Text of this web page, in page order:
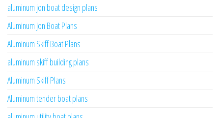
aluminum jon boat design plans
Aluminum Jon Boat Plans
Aluminum Skiff Boat Plans
aluminum skiff building plans
Aluminum Skiff Plans
Aluminum tender boat plans